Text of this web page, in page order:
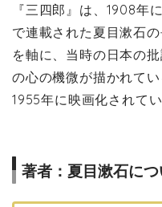
『三四郎』は、1908年
で連載された夏目漱石
を軸に、当時の日本の
の心の機微が描かれて
1955年に映画化されてい
著者：夏目漱石につ